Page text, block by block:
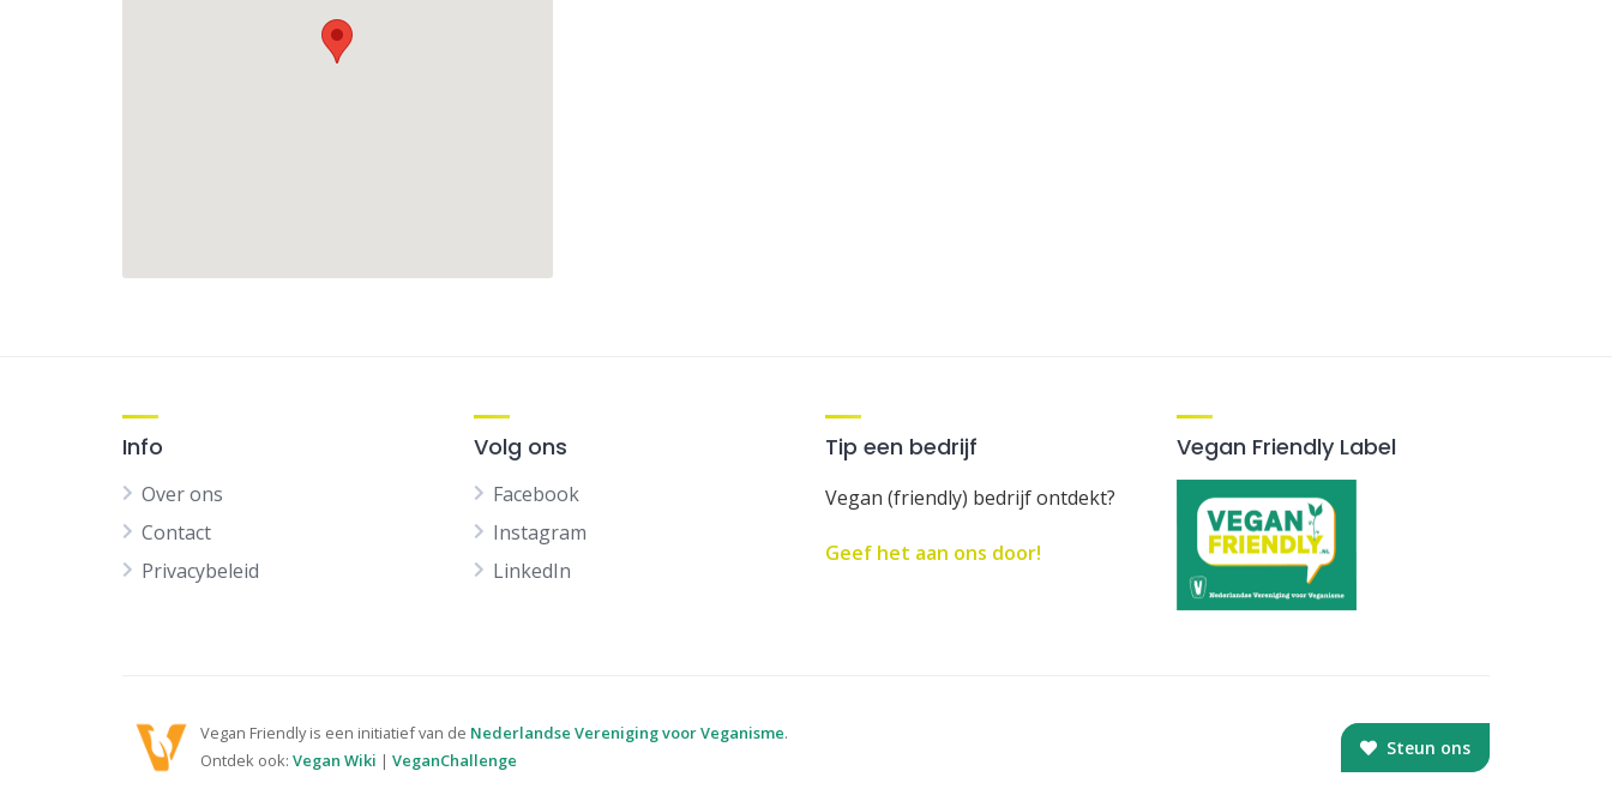
Info
Over ons
Contact
Privacybeleid
Volg ons
Facebook
Instagram
LinkedIn
Tip een bedrijf
Vegan (friendly) bedrijf ontdekt?
Geef het aan ons door!
Vegan Friendly Label
Vegan Friendly is een initiatief van de Nederlandse Vereniging voor Veganisme.
Ontdek ook: Vegan Wiki | VeganChallenge
Steun ons